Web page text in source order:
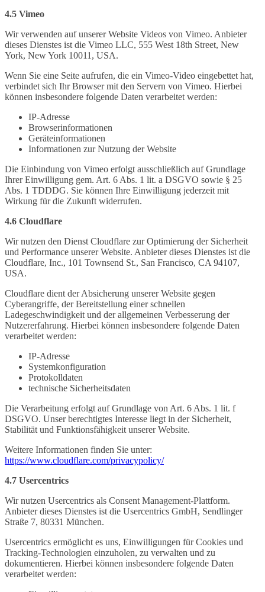
4.5 Vimeo
Wir verwenden auf unserer Website Videos von Vimeo. Anbieter
dieses Dienstes ist die Vimeo LLC, 555 West 18th Street, New
York, New York 10011, USA.
Wenn Sie eine Seite aufrufen, die ein Vimeo-Video eingebettet hat,
verbindet sich Ihr Browser mit den Servern von Vimeo. Hierbei
können insbesondere folgende Daten verarbeitet werden:
IP-Adresse
Browserinformationen
Geräteinformationen
Informationen zur Nutzung der Website
Die Einbindung von Vimeo erfolgt ausschließlich auf Grundlage
Ihrer Einwilligung gem. Art. 6 Abs. 1 lit. a DSGVO sowie § 25
Abs. 1 TDDDG. Sie können Ihre Einwilligung jederzeit mit
Wirkung für die Zukunft widerrufen.
4.6 Cloudflare
Wir nutzen den Dienst Cloudflare zur Optimierung der Sicherheit
und Performance unserer Website. Anbieter dieses Dienstes ist die
Cloudflare, Inc., 101 Townsend St., San Francisco, CA 94107,
USA.
Cloudflare dient der Absicherung unserer Website gegen
Cyberangriffe, der Bereitstellung einer schnellen
Ladegeschwindigkeit und der allgemeinen Verbesserung der
Nutzererfahrung. Hierbei können insbesondere folgende Daten
verarbeitet werden:
IP-Adresse
Systemkonfiguration
Protokolldaten
technische Sicherheitsdaten
Die Verarbeitung erfolgt auf Grundlage von Art. 6 Abs. 1 lit. f
DSGVO. Unser berechtigtes Interesse liegt in der Sicherheit,
Stabilität und Funktionsfähigkeit unserer Website.
Weitere Informationen finden Sie unter:
https://www.cloudflare.com/privacypolicy/
4.7 Usercentrics
Wir nutzen Usercentrics als Consent Management-Plattform.
Anbieter dieses Dienstes ist die Usercentrics GmbH, Sendlinger
Straße 7, 80331 München.
Usercentrics ermöglicht es uns, Einwilligungen für Cookies und
Tracking-Technologien einzuholen, zu verwalten und zu
dokumentieren. Hierbei können insbesondere folgende Daten
verarbeitet werden: